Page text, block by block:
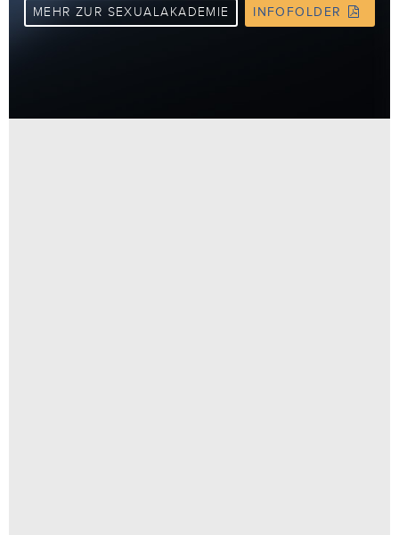
MEHR ZUR SEXUALAKADEMIE INFOFOLDER